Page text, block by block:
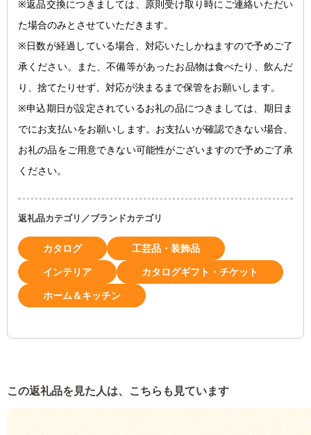
※返品交換につきましては、原則受け取り時にご連絡いただい
た場合のみとさせていただきます。
※日数が経過している場合、対応いたしかねますので予めご了
承ください。また、不備等があったお品物は食べたり、飲んだ
り、捨てたりせず、対応が決まるまで保管をお願いします。
※申込期日が設定されているお礼の品につきましては、期日ま
でにお支払いをお願いします。お支払いが確認できない場合、
お礼の品をご用意できない可能性がございますので予めご了承
ください。
返礼品カテゴリ／ブランドカテゴリ
カタログ 工芸品・装飾品
インテリア カタログギフト・チケット
ホーム＆キッチン
この返礼品を見た人は、こちらも見ています